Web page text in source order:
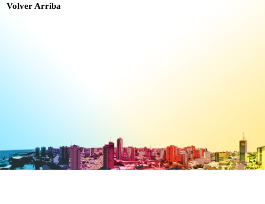
Volver Arriba